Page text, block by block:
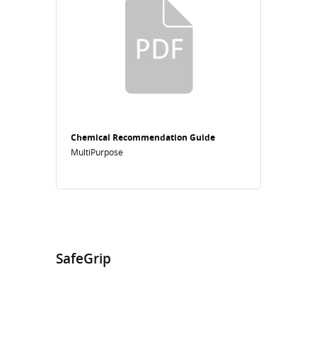
Chemical Recommendation Guide
MultiPurpose
SafeGrip